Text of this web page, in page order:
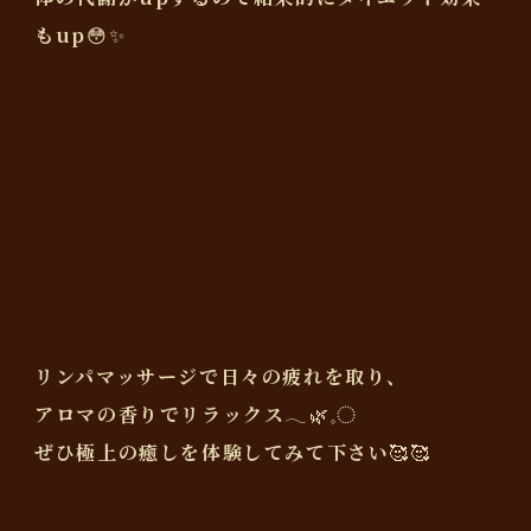
もup😳✨
リンパマッサージで日々の疲れを取り、
アロマの香りでリラックス‪𓂃🌿𓈒◌
ぜひ極上の癒しを体験してみて下さい🥰🥰